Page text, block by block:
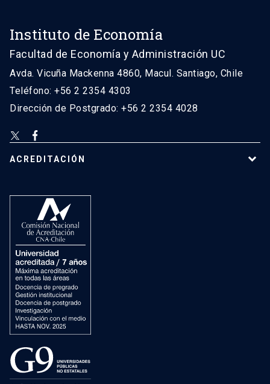
Instituto de Economía
Facultad de Economía y Administración UC
Avda. Vicuña Mackenna 4860, Macul. Santiago, Chile
Teléfono: +56 2 2354 4303
Dirección de Postgrado: +56 2 2354 4028
ACREDITACIÓN